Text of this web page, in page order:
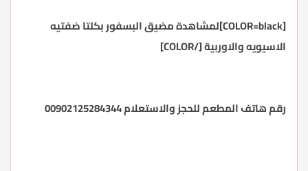
[COLOR=black]لمشاهدة مضيق البسفور بكلتا ضفتيه
الاسيويه والاوربية [/COLOR]
رقم هاتف المطعم للحجز والاستعلام 00902125284344